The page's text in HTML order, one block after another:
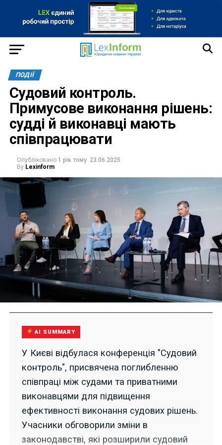
ПОДІЇ
Судовий контроль.
Примусове виконання рішень:
судді й виконавці мають
співпрацювати
Опубліковано 1 рік тому 23.06.2025
By Lexinform
AI SUMMARY
У Києві відбулася конференція "Судовий
контроль", присвячена поглибленню
співпраці між судами та приватними
виконавцями для підвищення
ефективності виконання судових рішень.
Учасники обговорили зміни в
законодавстві, які розширили судовий